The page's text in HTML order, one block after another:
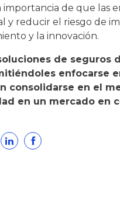
importancia de que las
y reducir el riesgo de
y la innovación.
de seguros
enfocarse
consolidarse en el
en un mercado en